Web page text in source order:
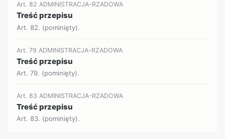
Art. 82 ADMINISTRACJA-RZADOWA
Treść przepisu
Art. 82. (pominięty).
Art. 79 ADMINISTRACJA-RZADOWA
Treść przepisu
Art. 79. (pominięty).
Art. 83 ADMINISTRACJA-RZADOWA
Treść przepisu
Art. 83. (pominięty).